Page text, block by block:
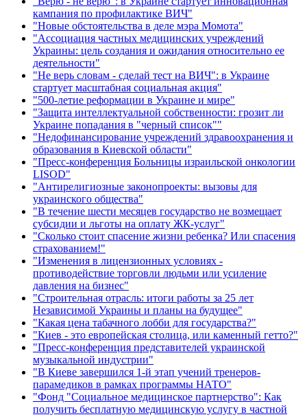
кампания по профилактике ВИЧ"
"Новые обстоятельства в деле мэра Момота"
"Ассоциация частных медицинских учреждений
Украины: цель создания и ожидания относительно ее
деятельности"
"Не верь словам - сделай тест на ВИЧ": в Украине
стартует масштабная социальная акция"
"500-летие реформации в Украине и мире"
"Защита интеллектуальной собственности: грозит ли
Украине попадания в "черный список""
"Недофинансирование учреждений здравоохранения и
образования в Киевской области"
"Пресс-конференция Больницы израильской онкологии
LISOD"
"Антирелигиозные законопроекты: вызовы для
украинского общества"
"В течение шести месяцев государство не возмещает
субсидии и льготы на оплату ЖК-услуг"
"Сколько стоит спасение жизни ребенка? Или спасения
страхованием!"
"Изменения в лицензионных условиях -
противодействие торговли людьми или усиление
давления на бизнес"
"Строительная отрасль: итоги работы за 25 лет
Независимой Украины и планы на будущее"
"Какая цена табачного лобби для государства?"
"Киев - это европейская столица, или каменный гетто?"
"Пресс-конференция представителей украинской
музыкальной индустрии"
"В Киеве завершился 1-й этап учений тренеров-
парамедиков в рамках программы НАТО"
"Фонд "Социальное медицинское партнерство": Как
получить бесплатную медицинскую услугу в частной